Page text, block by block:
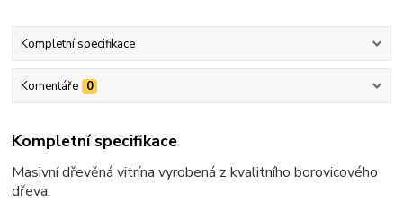
Kompletní specifikace
Komentáře 0
Kompletní specifikace
Masivní dřevěná vitrína vyrobená z kvalitního borovicového
dřeva.